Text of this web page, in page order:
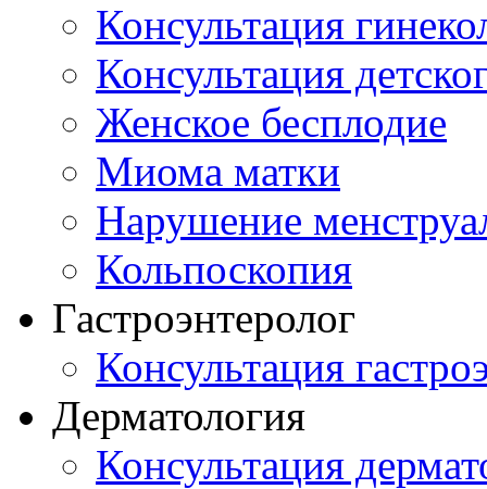
Консультация
Консультация
Женское бесплодие
Миома матки
Нарушение
Кольпоскопия
Гастроэнтеролог
Консультация
Дерматология
Консультация